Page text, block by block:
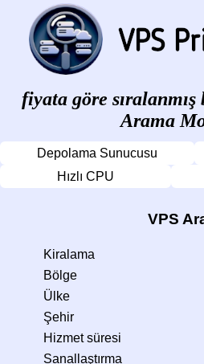
fiyata göre sıralanmış
Arama
Depolama Sunucusu
Hızlı CPU
VPS
Kiralama
Bölge
Ülke
Şehir
Hizmet süresi
Sanallaştırma